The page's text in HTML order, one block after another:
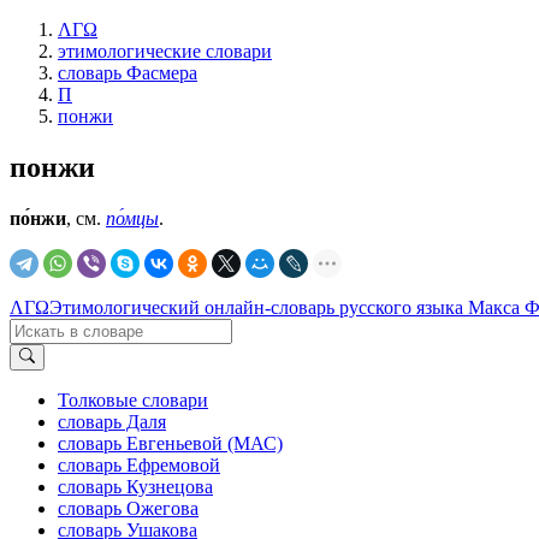
ΛΓΩ
этимологические словари
словарь Фасмера
П
понжи
понжи
по́нжи, см. по́мцы.
ΛΓΩЭтимологический онлайн-словарь русского языка Макса
Толковые словари
словарь Даля
словарь Евгеньевой (МАС)
словарь Ефремовой
словарь Кузнецова
словарь Ожегова
словарь Ушакова